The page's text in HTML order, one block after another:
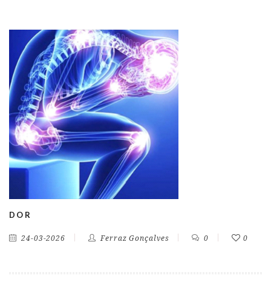
DOR
24-03-2026 Ferraz Gonçalves 0 0